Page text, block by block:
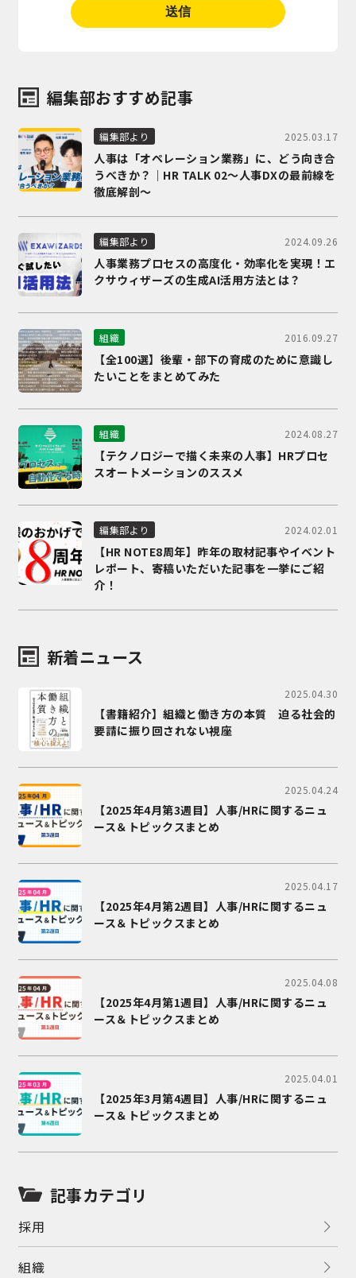
編集部おすすめ記事
編集部より 2025.03.17
人事は「オペレーション業務」に、どう向き合
うべきか？｜HR TALK 02～人事DXの最前線を
徹底解剖～
編集部より 2024.09.26
人事業務プロセスの高度化・効率化を実現！エ
クサウィザーズの生成AI活用方法とは？
組織 2016.09.27
【全100選】後輩・部下の育成のために意識し
たいことをまとめてみた
組織 2024.08.27
【テクノロジーで描く未来の人事】HRプロセ
スオートメーションのススメ
編集部より 2024.02.01
【HR NOTE8周年】昨年の取材記事やイベント
レポート、寄稿いただいた記事を一挙にご紹
介！
新着ニュース
2025.04.30
【書籍紹介】組織と働き方の本質 迫る社会的
要請に振り回されない視座
2025.04.24
【2025年4月第3週目】人事/HRに関するニュ
ース＆トピックスまとめ
2025.04.17
【2025年4月第2週目】人事/HRに関するニュ
ース＆トピックスまとめ
2025.04.08
【2025年4月第1週目】人事/HRに関するニュ
ース＆トピックスまとめ
2025.04.01
【2025年3月第4週目】人事/HRに関するニュ
ース＆トピックスまとめ
記事カテゴリ
採用
組織